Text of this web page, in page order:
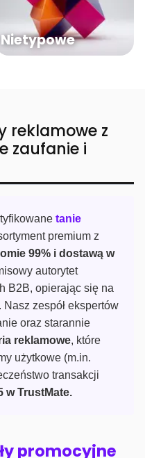
Nietypowe
reklamowe z
zaufanie i
tanie
premium z
99% i dostawą w
autorytet
B2B, opierając się na
zespół ekspertów
oraz starannie
reklamowe, które
użytkowe (m.in.
transakcji
w TrustMate.
promocyjne